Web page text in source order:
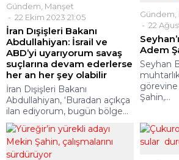
Gündem Manşet
22 Ekim 2023 21:05
İran Dışişleri Bakanı
Abdullahiyan: İsrail ve
ABD’yi uyarıyorum savaş
suçlarına devam ederlerse
her an her şey olabilir
İran Dışişleri Bakanı
Abdullahiyan, ‘Buradan açıkça
ilan ediyorum, bugün bölge...
Gündem
22
Adem
Seyhan
görevine
Şahin,...